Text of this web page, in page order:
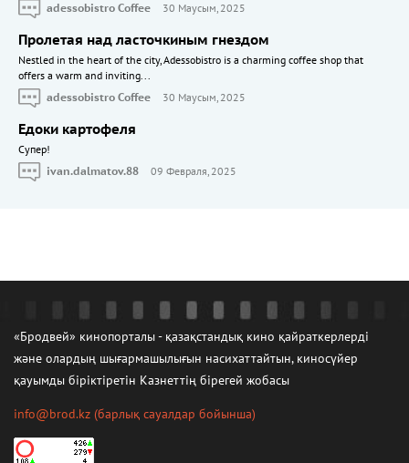
adessobistro Coffee
30 Маусым, 2025
Пролетая над ласточкиным гнездом
Nestled in the heart of the city, Adessobistro is a charming coffee shop that
offers a warm and inviting...
adessobistro Coffee
30 Маусым, 2025
Едоки картофеля
Cупер!
ivan.dalmatov.88
09 Февраля, 2025
«Бродвей» кинопорталы - қазақстандық кино қайраткерлерді
және олардың шығармашылығын насихаттайтын, киносүйер
қауымды біріктіретін Казнеттің бірегей жобасы
info@brod.kz (барлық сауалдар бойынша)